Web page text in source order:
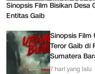
Sinopsis Film Bisikan Desa
Entitas Gaib
Sinopsis Film
Teror Gaib di
Sumatera
7 hari yang lalu